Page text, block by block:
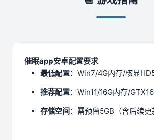
催眠app安卓配置要求
​最低配置​：Win7/4G内存/核显
​推荐配置​：Win11/16G内存/
​存储空间​：需预留5GB（含后续更